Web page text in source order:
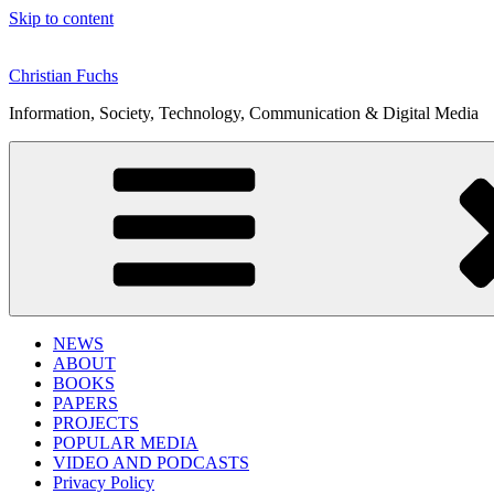
Skip to content
Christian Fuchs
Information, Society, Technology, Communication & Digital Media
NEWS
ABOUT
BOOKS
PAPERS
PROJECTS
POPULAR MEDIA
VIDEO AND PODCASTS
Privacy Policy